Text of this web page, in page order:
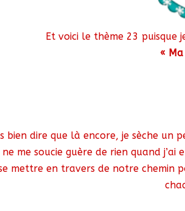
Et voici le thème 23 puisque
«
bien dire que là encore, je sèche un
ne me soucie guère de rien quand j’ai
mettre en travers de notre chemin